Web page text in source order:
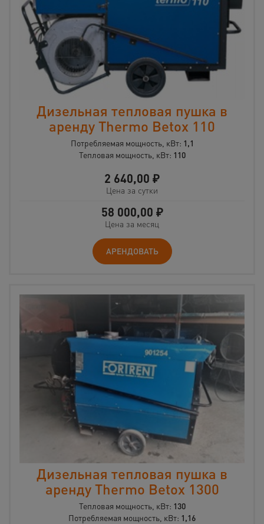
Дизельная тепловая пушка в
аренду Thermo Betox 110
Потребляемая мощность, кВт: 1,1
Тепловая мощность, кВт: 110
2 640,00 ₽
Цена за сутки
58 000,00 ₽
Цена за месяц
АРЕНДОВАТЬ
Дизельная тепловая пушка в
аренду Thermo Betox 1300
Тепловая мощность, кВт: 130
Потребляемая мощность, кВт: 1,16